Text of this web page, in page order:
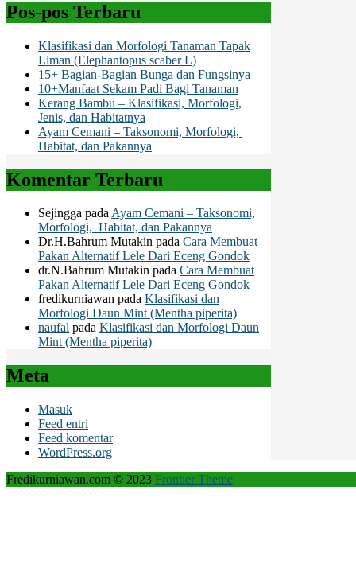
Pos-pos Terbaru
Klasifikasi dan Morfologi Tanaman Tapak
Liman (Elephantopus scaber L)
15+ Bagian-Bagian Bunga dan Fungsinya
10+Manfaat Sekam Padi Bagi Tanaman
Kerang Bambu – Klasifikasi, Morfologi,
Jenis, dan Habitatnya
Ayam Cemani – Taksonomi, Morfologi,
Habitat, dan Pakannya
Komentar Terbaru
Sejingga padaAyam Cemani – Taksonomi,
Morfologi, Habitat, dan Pakannya
Dr.H.Bahrum Mutakin pada Cara Membuat
Pakan Alternatif Lele Dari Eceng Gondok
dr.N.Bahrum Mutakin pada Cara Membuat
Pakan Alternatif Lele Dari Eceng Gondok
fredikurniawan pada Klasifikasi dan
Morfologi Daun Mint (Mentha piperita)
naufal pada Klasifikasi dan Morfologi Daun
Mint (Mentha piperita)
Meta
Masuk
Feed entri
Feed komentar
WordPress.org
Fredikurniawan.com © 2023 Frontier Theme